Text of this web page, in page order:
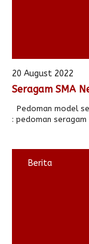
20 August 2022
Seragam SMA
Pedoman model
: pedoman seragam
Berita